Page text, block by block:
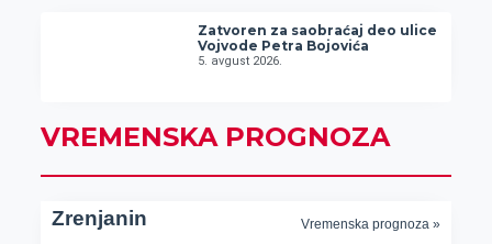
Zatvoren za saobraćaj deo ulice
Vojvode Petra Bojovića
5. avgust 2026.
VREMENSKA PROGNOZA